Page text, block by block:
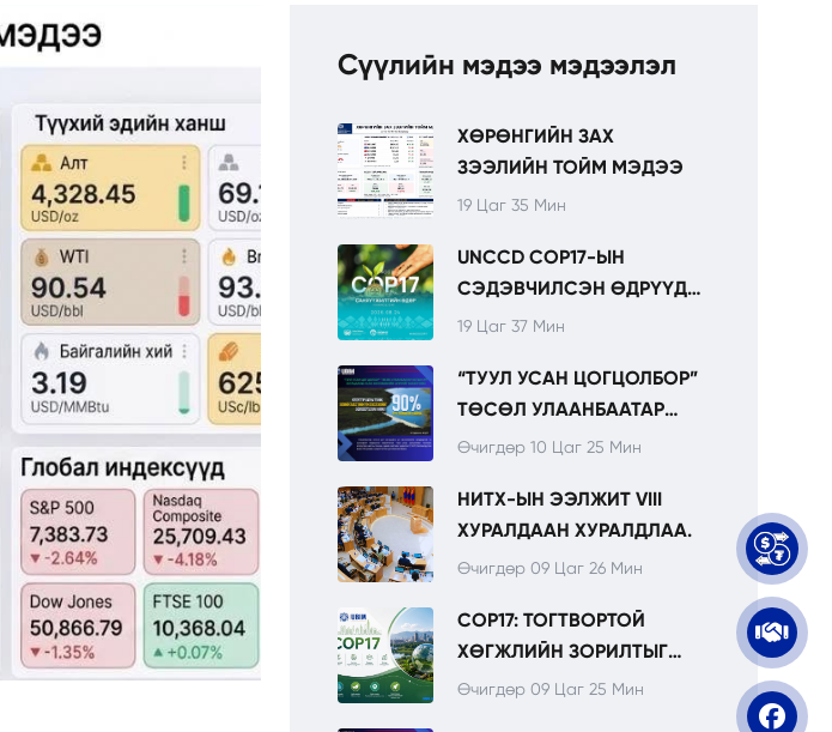
Сүүлийн мэдээ мэдээлэл
ХӨРӨНГИЙН ЗАХ
ЗЭЭЛИЙН ТОЙМ МЭДЭЭ
19 Цаг 35 Мин
UNCCD COP17-ЫН
СЭДЭВЧИЛСЭН ӨДРҮҮД
ТОГТВОРТОЙ ХӨГЖИЛ,
ТЭРГҮҮЛЭХ
ЧИГЛЭЛҮҮДИЙГ
ОНЦОЛНО.
19 Цаг 37 Мин
“ТУУЛ УСАН ЦОГЦОЛБОР”
ТӨСӨЛ УЛААНБААТАР
ХОТЫН УРТ ХУГАЦААНЫ
СУУРИЙГ БЭХЖҮҮЛНЭ.
Өчигдөр 10 Цаг 25 Мин
НИТХ-ЫН ЭЭЛЖИТ VIII
ХУРАЛДААН ХУРАЛДЛАА.
Өчигдөр 09 Цаг 26 Мин
COP17: ТОГТВОРТОЙ
ХӨГЖЛИЙН ЗОРИЛТЫГ
ХЭРЭГЖҮҮЛЭХЭД
Өчигдөр 09 Цаг 25 Мин